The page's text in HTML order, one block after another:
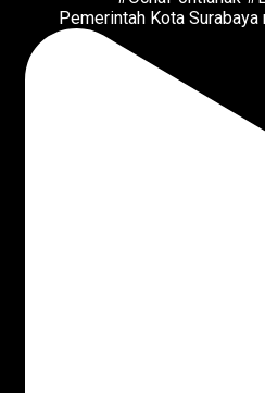
Pemerintah Kota